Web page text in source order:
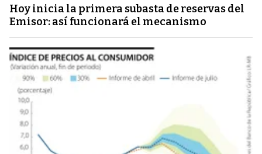
Hoy inicia la primera subasta de reservas del
Emisor: así funcionará el mecanismo